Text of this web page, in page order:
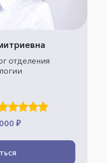
отделения
₽